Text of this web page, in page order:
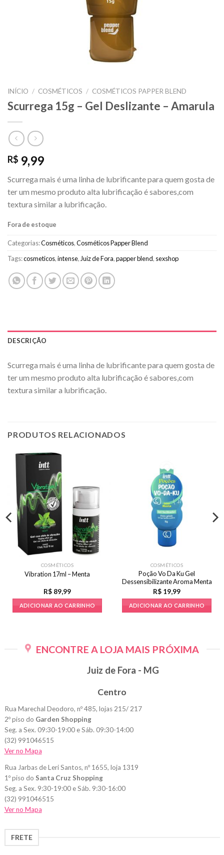
INÍCIO / COSMÉTICOS / COSMÉTICOS PAPPER BLEND
Scurrega 15g – Gel Deslizante – Amarula
R$ 9,99
Scurrega mais é uma linha de lubrificante para quem gosta de
ter um mesmo produto alta lubrificação é sabores,com
textura similar a lubrificação.
Fora de estoque
Categorias:Cosméticos,Cosméticos Papper Blend
Tags:cosmeticos,intense,Juiz de Fora,papper blend, sexshop
DESCRIÇÃO
Scurrega mais é uma linha de lubrificante para quem gosta de
ter um mesmo produto alta lubrificação é sabores,com
textura similar a lubrificação.
PRODUTOS RELACIONADOS
COSMÉTICOS
Vibration 17ml – Menta
R$ 89,99
ADICIONAR AO CARRINHO
COSMÉTICOS
Poção Vo Da Ku Gel
Dessensibilizante Aroma Menta
15g
R$ 19,99
ADICIONAR AO CARRINHO
ENCONTRE A LOJA MAIS PRÓXIMA
Juiz de Fora - MG
Centro
Rua Marechal Deodoro, nº 485, lojas 215/ 217
2º piso do Garden Shopping
Seg. a Sex. 09:30-19:00 e Sáb. 09:30-14:00
(32) 991046515
Ver no Mapa
Rua Jarbas de Leri Santos, nº 1655, loja 1319
1º piso do Santa Cruz Shopping
Seg. a Sex. 9:30-19:00 e Sáb. 9:30-16:00
(32) 991046515
Ver no Mapa
FRETE